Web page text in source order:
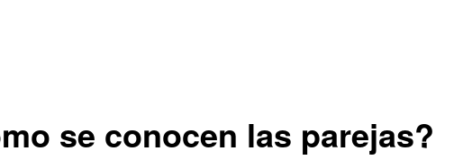
se conocen las parejas?